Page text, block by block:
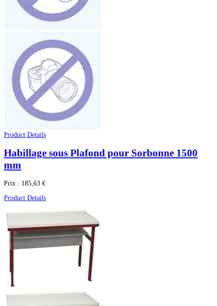
Product Details
Habillage sous Plafond pour Sorbonne 1500
mm
Prix : 185,63 €
Product Details